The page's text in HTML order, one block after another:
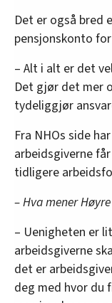
Det er også bred
pensjonskonto
– Alt i alt er det
Det gjør det mer
tydeliggjør
Fra NHOs side
arbeidsgiverne
tidligere
– Hva mener
– Uenigheten er
arbeidsgiverne
det er
deg med hvor du